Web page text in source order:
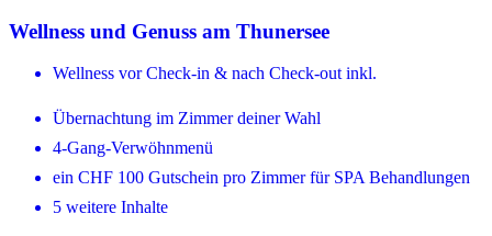
Wellness und Genuss am Thunersee
Wellness vor Check-in & nach Check-out inkl.
Übernachtung im Zimmer deiner Wahl
4-Gang-Verwöhnmenü
ein CHF 100 Gutschein pro Zimmer für SPA Behandlungen
5 weitere Inhalte